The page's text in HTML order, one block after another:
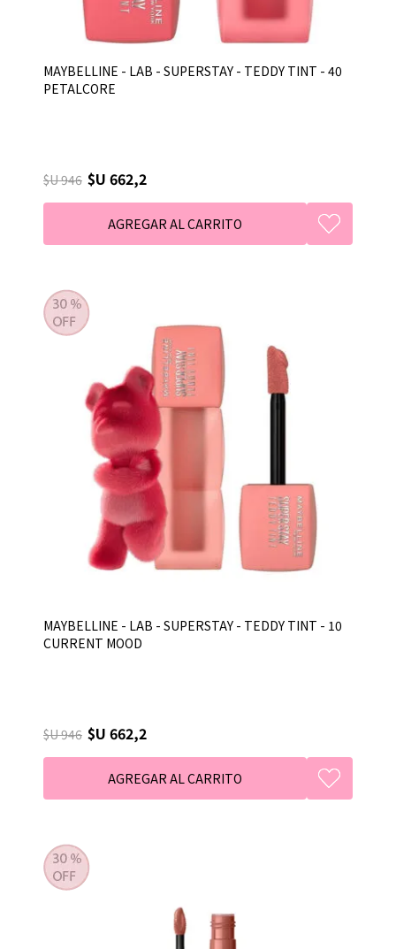
MAYBELLINE - LAB - SUPERSTAY - TEDDY TINT - 40
PETALCORE
$U 946 $U 662,2
MAYBELLINE - LAB - SUPERSTAY - TEDDY TINT - 10
CURRENT MOOD
$U 946 $U 662,2